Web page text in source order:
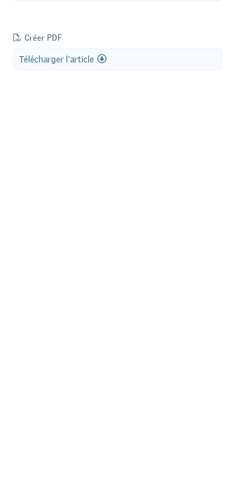
Créer PDF
Télécharger l'article